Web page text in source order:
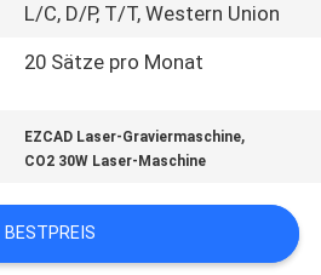
L/C, D/P, T/T, Western Union
20 Sätze pro Monat
EZCAD Laser-Graviermaschine,
CO2 30W Laser-Maschine
BESTPREIS